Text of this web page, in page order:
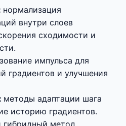
нормализация
внутри слоев
сходимости и
импульса для
градиентов и улучшения
методы адаптации шага
историю градиентов.
метод,